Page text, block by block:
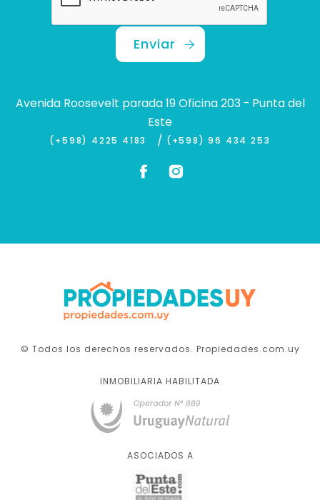
Enviar
Avenida Roosevelt parada 19 Oficina 203 - Punta del
Este
(+598) 4225 4183 / (+598) 96 434 253
© Todos los derechos reservados. Propiedades.com.uy
INMOBILIARIA HABILITADA
ASOCIADOS A